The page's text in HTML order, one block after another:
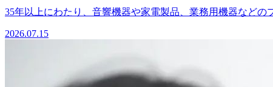
35年以上にわたり、音響機器や家電製品、業務用機器などの
2026.07.15